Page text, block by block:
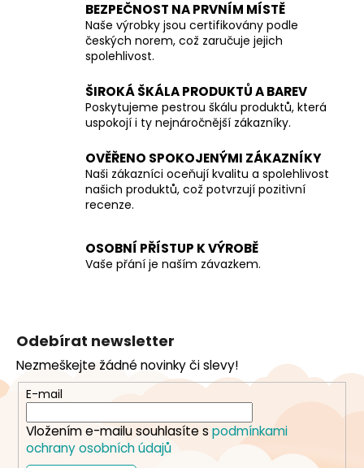
l
á
d
c
í
p
v
k
y
p
i
BEZPEČNOST NA PRVNÍM MÍSTĚ
Naše výrobky jsou certifikovány podle
českých norem, což zaručuje jejich
spolehlivost.
ŠIROKÁ ŠKÁLA PRODUKTŮ A BAREV
Poskytujeme pestrou škálu produktů, která
uspokojí i ty nejnáročnější zákazníky.
OVĚŘENO SPOKOJENÝMI ZÁKAZNÍKY
Naši zákazníci oceňují kvalitu a spolehlivost
našich produktů, což potvrzují pozitivní
recenze.
OSOBNÍ PŘÍSTUP K VÝROBĚ
Vaše přání je naším závazkem.
a
t
Odebírat newsletter
Nezmeškejte žádné novinky či slevy!
E-mail
Vložením e-mailu souhlasíte s podmínkami
ochrany osobních údajů